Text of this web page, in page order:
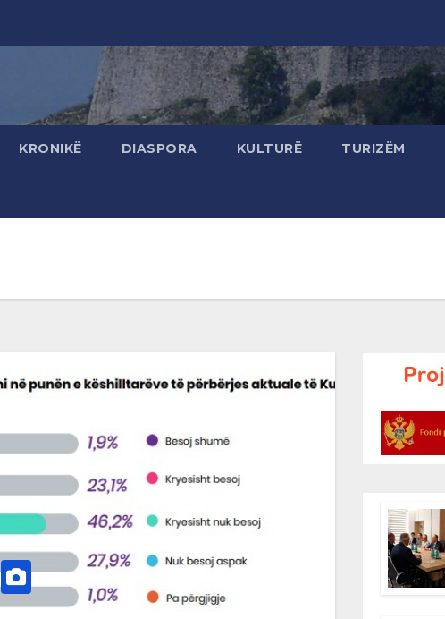
KRONIKË DIASPORA KULTURË TURIZËM